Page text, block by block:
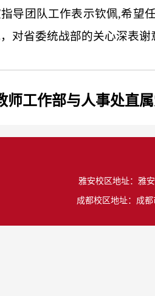
导团队工作表示钦佩,希望
对省委统战部的关心深表
师工作部与人事处直
雅安校区地址：雅
成都校区地址：成都